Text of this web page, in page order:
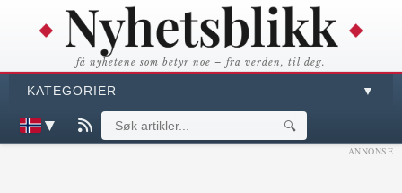
få nyhetene som betyr noe – fra verden, til deg.
KATEGORIER ▼
▼ 🔍
ANNONSE